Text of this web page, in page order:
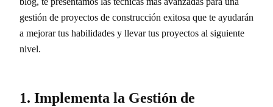
gestión de proyectos de construcción exitosa que te ayudarán
a mejorar tus habilidades y llevar tus proyectos al siguiente
nivel.
1. Implementa la Gestión de